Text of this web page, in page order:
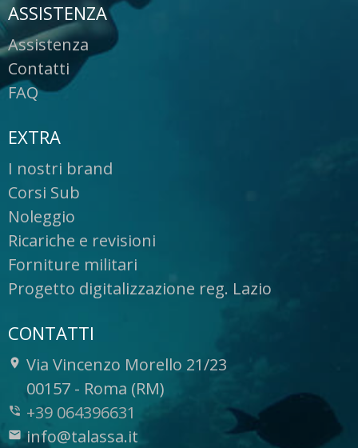
ASSISTENZA
Assistenza
Contatti
FAQ
EXTRA
I nostri brand
Corsi Sub
Noleggio
Ricariche e revisioni
Forniture militari
Progetto digitalizzazione reg. Lazio
CONTATTI
Via Vincenzo Morello 21/23
-
00157 - Roma (RM)
+39 064396631
info@talassa.it